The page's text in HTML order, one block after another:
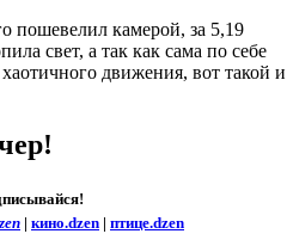
пошевелил камерой, за 5,19
свет, а так как сама по себе
движения, вот такой и
| кино.dzen | птице.dzen